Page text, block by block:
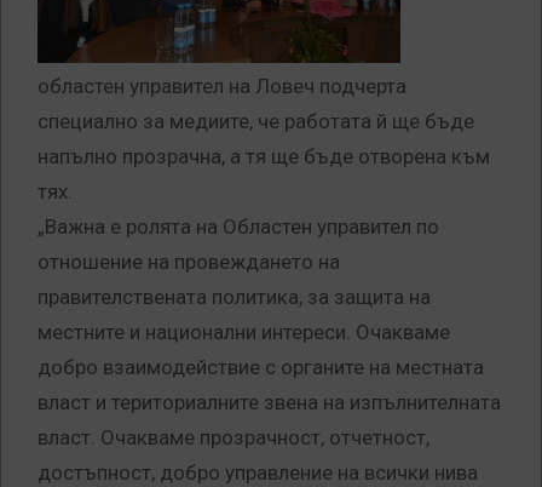
областен управител на Ловеч подчерта
специално за медиите, че работата й ще бъде
напълно прозрачна, а тя ще бъде отворена към
тях.
„Важна е ролята на Областен управител по
отношение на провеждането на
правителствената политика, за защита на
местните и национални интереси. Очакваме
добро взаимодействие с органите на местната
власт и териториалните звена на изпълнителната
власт. Очакваме прозрачност, отчетност,
достъпност, добро управление на всички нива